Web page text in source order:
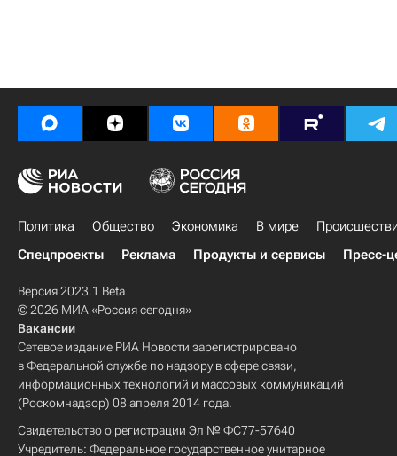
Политика Общество Экономика В мире
Спецпроекты
Реклама Продукты и сервисы Пресс-
Версия 2023.1 Beta
© 2026 МИА «Россия сегодня»
Вакансии
Сетевое издание РИА Новости зарегистрировано
в Федеральной службе по надзору в сфере связи,
информационных технологий и массовых коммуникаций
(Роскомнадзор) 08 апреля 2014 года.
Свидетельство о регистрации Эл № ФС77-57640
Учредитель: Федеральное государственное унитарное